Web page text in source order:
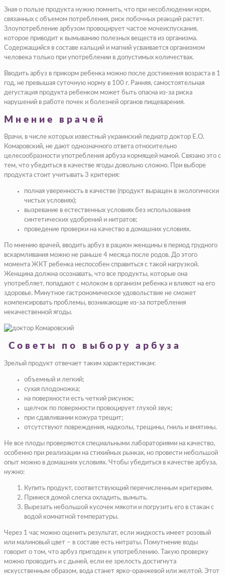
Зная о пользе продукта нужно помнить, что при несоблюдении норм,
связанных с объемом потребления, риск побочных реакций растет.
Злоупотребление арбузом провоцирует частое мочеиспускания,
которое приводит к вымыванию полезных веществ из организма.
Содержащийся в составе кальций и магний усваивается организмом
человека только при употреблении в допустимых количествах.
Вводить арбуз в прикорм ребенка можно после достижения возраста в 1
год, не превышая суточную норму в 100 г. Ранняя, самостоятельная
дегустация продукта ребенком может быть опасна из-за риска
нарушений в работе почек и болезней органов пищеварения.
Мнение врачей
Врачи, в числе которых известный украинский педиатр доктор Е.О.
Комаровский, не дают однозначного ответа относительно
целесообразности употребления арбуза кормящей мамой. Связано это с
тем, что убедиться в качестве ягоды довольно сложно. При выборе
продукта стоит учитывать 3 критерия:
полная уверенность в качестве (продукт выращен в экологически
чистых условиях);
вызревание в естественных условиях без использования
синтетических удобрений и нитратов;
проведение проверки на качество в домашних условиях.
По мнению врачей, вводить арбуз в рацион женщины в период грудного
вскармливания можно не раньше 4 месяца после родов. До этого
момента ЖКТ ребенка неспособен справиться с такой нагрузкой.
Женщина должна осознавать, что все продукты, которые она
употребляет, попадают с молоком в организм ребенка и влияют на его
здоровье. Минутное гастрономическое удовольствие не сможет
компенсировать проблемы, возникающие из-за потребления
некачественной ягоды.
Советы по выбору арбуза
Зрелый продукт отвечает таким характеристикам:
объемный и легкий;
сухая плодоножка;
на поверхности есть четкий рисунок;
щелчок по поверхности провоцирует глухой звук;
при сдавливании кожура трещит;
отсутствуют повреждения, надколы, трещины, гниль и вмятины.
Не все плоды проверяются специальными лабораториями на качество,
особенно при реализации на стихийных рынках, но провести небольшой
опыт можно в домашних условиях. Чтобы убедиться в качестве арбуза,
нужно:
Купить продукт, соответствующий перечисленным критериям.
Принеся домой слегка охладить, вымыть.
Вырезать небольшой кусочек мякоти и погрузить его в стакан с
водой комнатной температуры.
Через 1 час можно оценить результат, если жидкость имеет розовый
или малиновый цвет – в составе есть нитраты. Помутнение воды
говорит о том, что арбуз пригоден к употреблению. Такую проверку
можно проводить и с дыней, если ее зрелость достигнута
искусственным образом, вода станет ярко-оранжевой или желтой. Этот